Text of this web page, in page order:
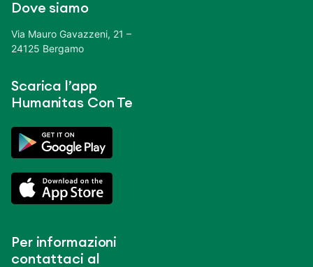
Dove siamo
Via Mauro Gavazzeni, 21 –
24125 Bergamo
Scarica l’app
Humanitas Con Te
Per informazioni
contattaci al